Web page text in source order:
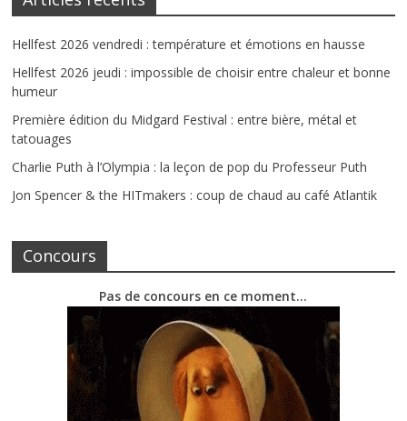
Hellfest 2026 vendredi : température et émotions en hausse
Hellfest 2026 jeudi : impossible de choisir entre chaleur et bonne
humeur
Première édition du Midgard Festival : entre bière, métal et
tatouages
Charlie Puth à l’Olympia : la leçon de pop du Professeur Puth
Jon Spencer & the HITmakers : coup de chaud au café Atlantik
Concours
Pas de concours en ce moment…